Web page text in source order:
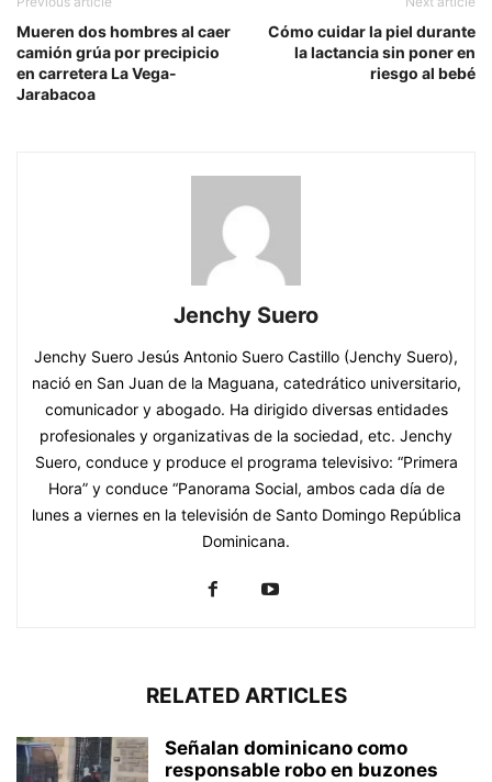
Mueren dos hombres al caer
camión grúa por precipicio
en carretera La Vega-
Jarabacoa
Cómo cuidar la piel durante
la lactancia sin poner en
riesgo al bebé
Jenchy Suero
Jenchy Suero Jesús Antonio Suero Castillo (Jenchy Suero),
nació en San Juan de la Maguana, catedrático universitario,
comunicador y abogado. Ha dirigido diversas entidades
profesionales y organizativas de la sociedad, etc. Jenchy
Suero, conduce y produce el programa televisivo: “Primera
Hora” y conduce “Panorama Social, ambos cada día de
lunes a viernes en la televisión de Santo Domingo República
Dominicana.
RELATED ARTICLES
Señalan dominicano como
responsable robo en buzones